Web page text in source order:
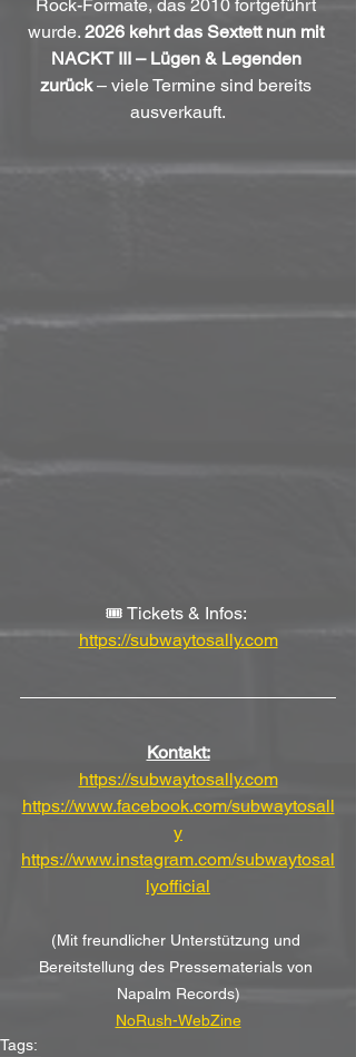
Rock-Formate, das 2010 fortgeführt
wurde. 2026 kehrt das Sextett nun mit
NACKT III – Lügen & Legenden
zurück – viele Termine sind bereits
ausverkauft.
🎟 Tickets & Infos:
https://subwaytosally.com
Kontakt:
https://subwaytosally.com
https://www.facebook.com/subwaytosall
y
https://www.instagram.com/subwaytosal
lyofficial
(Mit freundlicher Unterstützung und
Bereitstellung des Pressematerials von
Napalm Records)
NoRush-WebZine
Tags: